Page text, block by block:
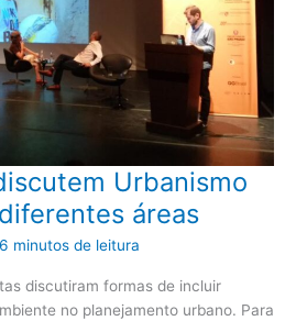
Urbanismo
áreas
6 minutos de leitura
discutiram formas de incluir
no planejamento urbano. Para